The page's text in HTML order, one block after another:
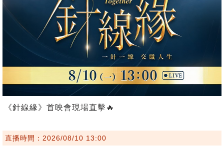
《針線緣》首映會現場直擊🔥
直播時間：2026/08/10 13:00